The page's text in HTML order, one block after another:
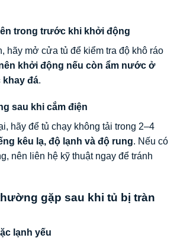
trong trước khi khởi động
hãy mở cửa tủ để kiểm tra độ khô ráo
khởi động nếu còn ẩm nước ở
khay đá.
sau khi cắm điện
hãy để tủ chạy không tải trong 2–4
kêu lạ, độ lạnh và độ rung. Nếu có
nên liên hệ kỹ thuật ngay để tránh
gặp sau khi tủ bị tràn
lạnh yếu